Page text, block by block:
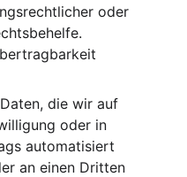
oder
die wir auf
oder in
automatisiert
an einen Dritten